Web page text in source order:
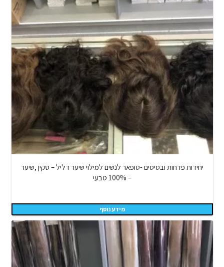
יחידות פדחות ובסיסים -טופאר לנשים למילוי שיער דליל – סקין ,שיער
– 100% טבעי
מידע נוסף